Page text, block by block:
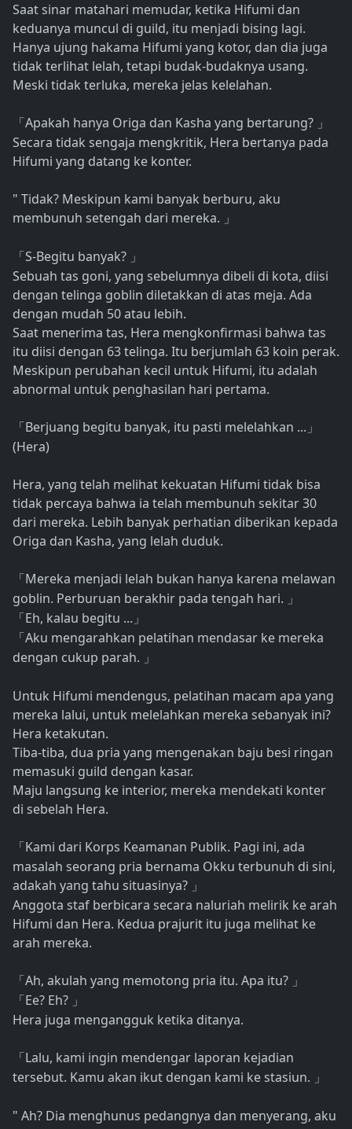
Saat sinar matahari memudar, ketika Hifumi dan
keduanya muncul di guild, itu menjadi bising lagi.
Hanya ujung hakama Hifumi yang kotor, dan dia juga
tidak terlihat lelah, tetapi budak-budaknya usang.
Meski tidak terluka, mereka jelas kelelahan.
「 Apakah hanya Origa dan Kasha yang bertarung? 」
Secara tidak sengaja mengkritik, Hera bertanya pada
Hifumi yang datang ke konter.
" Tidak? Meskipun kami banyak berburu, aku
membunuh setengah dari mereka.
」
「 S-Begitu banyak? 」
Sebuah tas goni, yang sebelumnya dibeli di kota, diisi
dengan telinga goblin diletakkan di atas meja. Ada
dengan mudah 50 atau lebih.
Saat menerima tas, Hera mengkonfirmasi bahwa tas
itu diisi dengan 63 telinga. Itu berjumlah 63 koin perak.
Meskipun perubahan kecil untuk Hifumi, itu adalah
abnormal untuk penghasilan hari pertama.
「 Berjuang begitu banyak, itu pasti melelahkan ... 」
(Hera)
Hera, yang telah melihat kekuatan Hifumi tidak bisa
tidak percaya bahwa ia telah membunuh sekitar 30
dari mereka. Lebih banyak perhatian diberikan kepada
Origa dan Kasha, yang lelah duduk.
「 Mereka menjadi lelah bukan hanya karena melawan
goblin. Perburuan berakhir pada tengah hari.
」
「 Eh, kalau begitu ... 」
「 Aku mengarahkan pelatihan mendasar ke mereka
dengan cukup parah.
」
Untuk Hifumi mendengus, pelatihan macam apa yang
mereka lalui, untuk melelahkan mereka sebanyak ini?
Hera ketakutan.
Tiba-tiba, dua pria yang mengenakan baju besi ringan
memasuki guild dengan kasar.
Maju langsung ke interior, mereka mendekati konter
di sebelah Hera.
「 Kami dari Korps Keamanan Publik. Pagi ini, ada
masalah seorang pria bernama Okku terbunuh di sini,
adakah yang tahu situasinya? 」
Anggota staf berbicara secara naluriah melirik ke arah
Hifumi dan Hera. Kedua prajurit itu juga melihat ke
arah mereka.
「 Ah, akulah yang memotong pria itu. Apa itu? 」
「 Ee? Eh? 」
Hera juga mengangguk ketika ditanya.
「 Lalu, kami ingin mendengar laporan kejadian
tersebut. Kamu akan ikut dengan kami ke stasiun.
」
" Ah? Dia menghunus pedangnya dan menyerang, aku